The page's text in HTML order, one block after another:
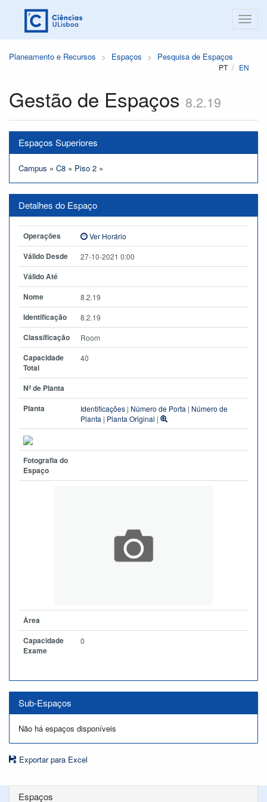
Planeamento e Recursos Espaços Pesquisa de Espaços
PT EN
Gestão de Espaços 8.2.19
Espaços Superiores
Campus » C8 » Piso 2 »
Detalhes do Espaço
Operações Ver Horário
Válido Desde 27-10-2021 0:00
Válido Até
Nome
8.2.19
Identificação 8.2.19
Classificação Room
Capacidade
Total
40
Nº de Planta
Planta
Identificações | Número de Porta | Número de
Planta | Planta Original |
Fotografia do
Espaço
Àrea
Capacidade
Exame
0
Sub-Espaços
Não há espaços disponíveis
Exportar para Excel
Espaços